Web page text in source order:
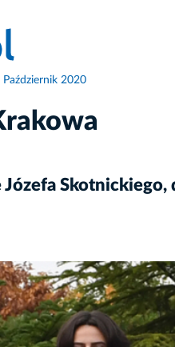
Październik 2020